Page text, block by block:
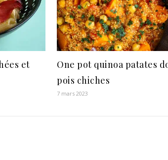
et
One pot quinoa patates
pois chiches
7 mars 2023